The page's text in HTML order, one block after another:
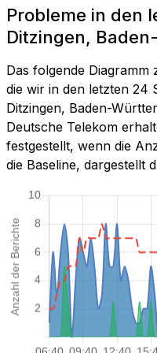
Probleme in den
Ditzingen,
Das folgende Diagramm
die wir in den letzten 24
Ditzingen, Baden-
Deutsche Telekom
festgestellt, wenn die
die Baseline, dargestellt